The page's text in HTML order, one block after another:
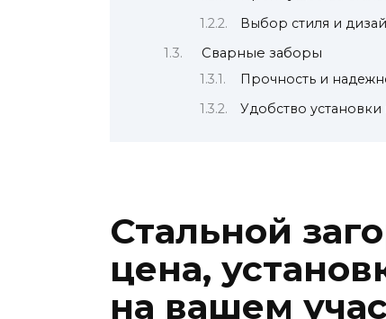
Выбор стиля и
Сварные заборы
Прочность и
Удобство
Стальной
цена,
на вашем